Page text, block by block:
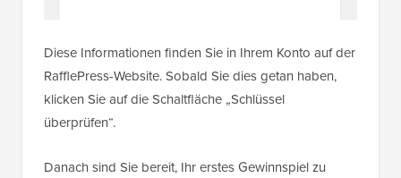
Diese Informationen finden Sie in Ihrem Konto auf der
RafflePress-Website. Sobald Sie dies getan haben,
klicken Sie auf die Schaltfläche „Schlüssel
überprüfen“.
Danach sind Sie bereit, Ihr erstes Gewinnspiel zu